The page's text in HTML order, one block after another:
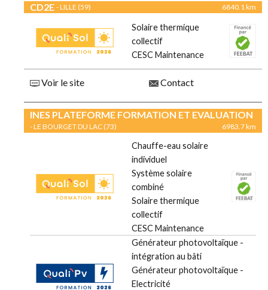
CD2E - LILLE (59) 6840.1 km
Solaire thermique
collectif
CESC Maintenance
Voir le site Contact
INES PLATEFORME FORMATION ET EVALUATION
- LE BOURGET DU LAC (73) 6983.7 km
Chauffe-eau solaire
individuel
Système solaire
combiné
Solaire thermique
collectif
CESC Maintenance
Générateur photovoltaïque -
intégration au bâti
Générateur photovoltaïque -
Electricité